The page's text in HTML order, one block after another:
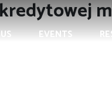
EVENTS